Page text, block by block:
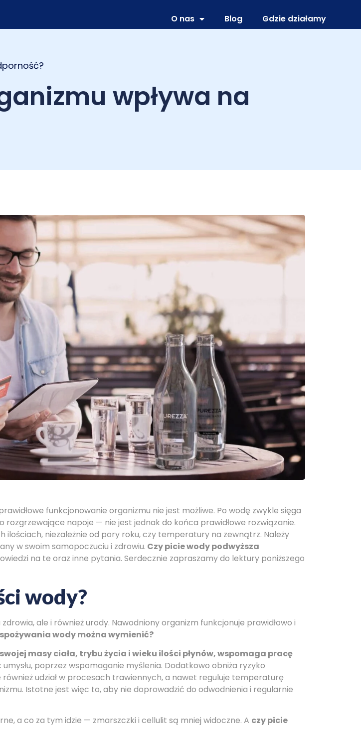
O nas Blog Gdzie działamy
wpływa na
funkcjonowanie organizmu nie jest możliwe. Po wodę zwykle sięga
napoje — nie jest jednak do końca prawidłowe rozwiązanie.
niezależnie od pory roku, czy temperatury na zewnątrz. Należy
w swoim samopoczuciu i zdrowiu. Czy picie wody podwyższa
na te oraz inne pytania. Serdecznie zapraszamy do lektury poniższego
wody?
ale i również urody. Nawodniony organizm funkcjonuje prawidłowo i
wody można wymienić?
masy ciała, trybu życia i wieku ilości płynów, wspomaga pracę
poprzez wspomaganie myślenia. Dodatkowo obniża ryzyko
udział w procesach trawiennych, a nawet reguluje temperaturę
Istotne jest więc to, aby nie doprowadzić do odwodnienia i regularnie
a co za tym idzie — zmarszczki i cellulit są mniej widoczne. A czy picie